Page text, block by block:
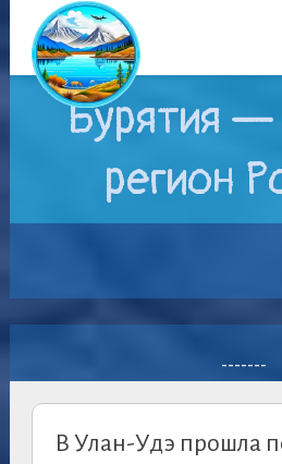
Бурятия —
регион
-------
В Улан-Удэ прошла